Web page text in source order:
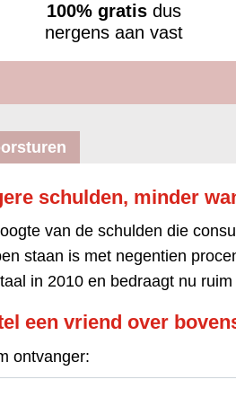
100% gratis dus
nergens aan vast
schulden, minder
van de schulden die
staan is met negentien
in 2010 en bedraagt nu ruim
een vriend over
ontvanger: